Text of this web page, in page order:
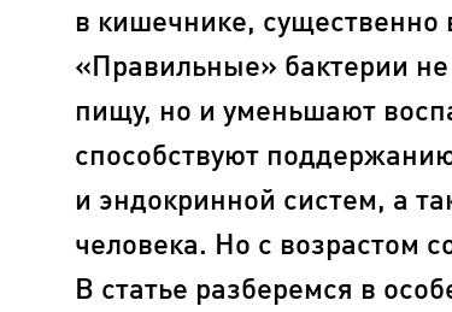
в кишечнике, существенно
«Правильные» бактерии
пищу, но и уменьшают
способствуют
и эндокринной систем, а
человека. Но с возрастом
В статье разберемся в